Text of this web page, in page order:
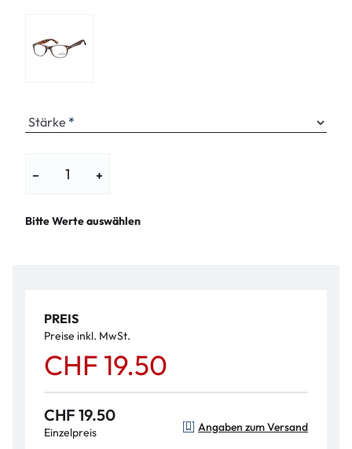
Stärke
− +
Bitte Werte auswählen
PREIS
Preise inkl. MwSt.
CHF 19.50
CHF 19.50
Einzelpreis Angaben zum Versand